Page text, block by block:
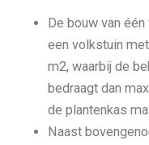
De bouw van
een volkstuin
m2, waarbij de
bedraagt dan
de plantenkas
Naast